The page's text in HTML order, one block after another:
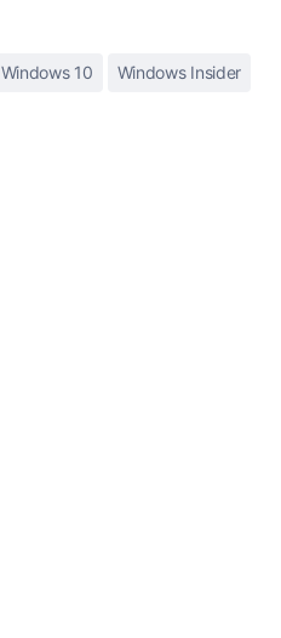
Windows 10 Windows Insider